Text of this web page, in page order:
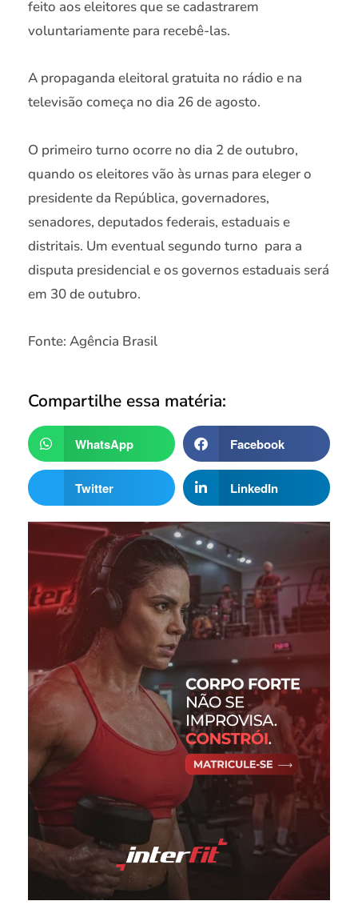
feito aos eleitores que se cadastrarem
voluntariamente para recebê-las.
A propaganda eleitoral gratuita no rádio e na
televisão começa no dia 26 de agosto.
O primeiro turno ocorre no dia 2 de outubro,
quando os eleitores vão às urnas para eleger o
presidente da República, governadores,
senadores, deputados federais, estaduais e
distritais. Um eventual segundo turno para a
disputa presidencial e os governos estaduais será
em 30 de outubro.
Fonte: Agência Brasil
Compartilhe essa matéria:
WhatsApp Facebook
Twitter LinkedIn